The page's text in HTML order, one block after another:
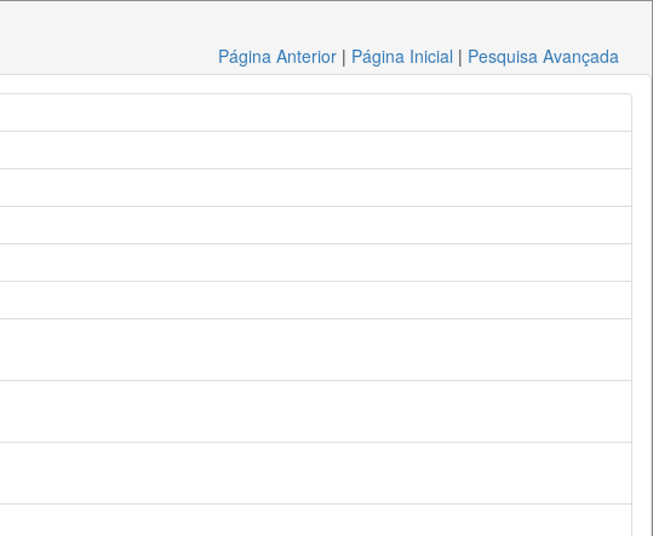
Página Anterior | Página Inicial | Pesquisa Avançada